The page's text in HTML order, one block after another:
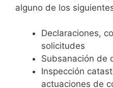
alguno de los
Declaraciones,
solicitudes
Subsanación de
Inspección
actuaciones de